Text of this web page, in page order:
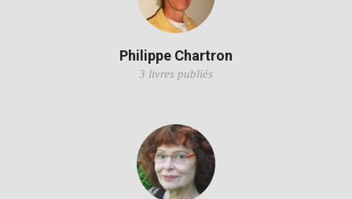
Philippe Chartron
3 livres publiés